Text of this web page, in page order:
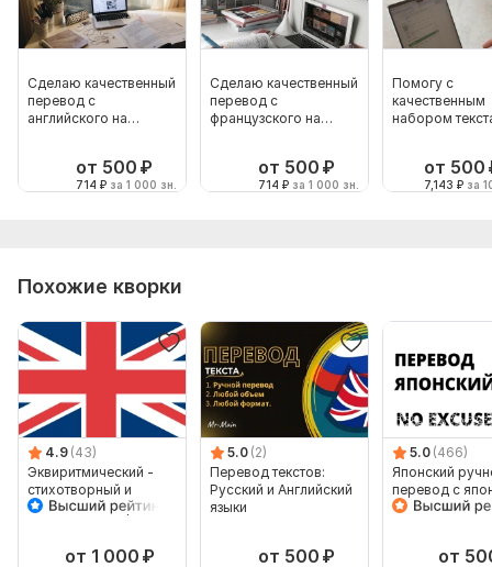
Сделаю качественный
перевод с
английского на
от 500 ₽
714 ₽ за 1 000 зн.
Сделаю качественный
перевод с
французского на
от 500 ₽
714 ₽ за 1 000 зн.
Помогу с
качественным
набором
от 500
7,143 ₽ за
Похожие кворки
4.9 (43)
Эквиритмический -
стихотворный и
поющийся - перевод
от 1 000 ₽
5.0 (2)
Перевод текстов:
Русский и Английский
языки
от 500 ₽
5.0 (466)
Японский
перевод с
на японский
от